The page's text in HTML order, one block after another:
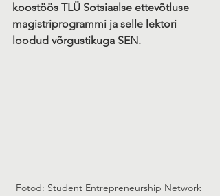
koostöös TLÜ Sotsiaalse ettevõtluse
magistriprogrammi ja selle lektori
loodud võrgustikuga SEN.
Fotod: Student Entrepreneurship Network